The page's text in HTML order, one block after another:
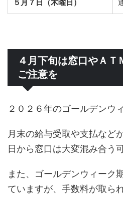
５月７日（木曜日）
４月下旬は窓口やＡＴ
ご注意を
２０２６年のゴールデンウ
月末の給与受取や支払など
日から窓口は大変混み合う
また、ゴールデンウィーク
ていますが、手数料が取ら